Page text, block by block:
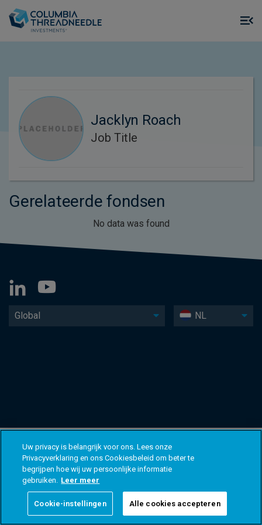
Jacklyn Roach
Job Title
Gerelateerde fondsen
No data was found
Global NL
Uw privacy is belangrijk voor ons. Lees onze
Privacyverklaring en ons Cookiesbeleid om beter te
begrijpen hoe wij uw persoonlijke informatie
gebruiken. Leer meer
Cookie-instellingen Alle cookies accepteren